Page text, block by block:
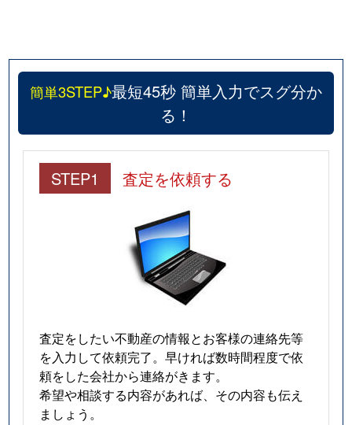
簡単3STEP♪最短45秒 簡単入力でスグ分か
る！
STEP1 査定を依頼する
査定をしたい不動産の情報とお客様の連絡先等
を入力して依頼完了。早ければ数時間程度で依
頼をした会社から連絡がきます。
希望や相談する内容があれば、その内容も伝え
ましょう。